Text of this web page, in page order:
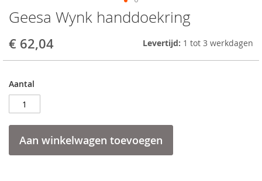
Geesa Wynk handdoekring
€ 62,04 Levertijd: 1 tot 3 werkdagen
Aantal
Aan winkelwagen toevoegen
Skip
to
the
beginning
of
images
gallery